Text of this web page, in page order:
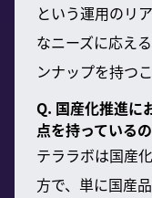
という運用のリ
なニーズに応え
ンナップを持つ
Q. 国産化推進に
点を持っている
テララボは国産
方で、単に国産